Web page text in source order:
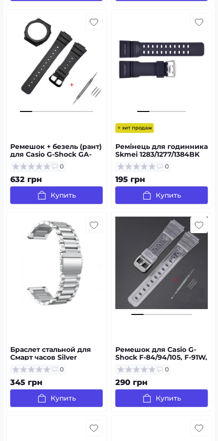
Ремешок + безель (рант)
для Casio G-Shock GA-
2100 Black BK 0
632 грн
Купить
⭐ хит продаж
Ремінець для годинника
Skmei 1283/1277/1384BK
Black
0
195 грн
Купить
Браслет стальной для
Смарт часов Silver
0
345 грн
Купить
Ремешок для Casio G-
Shock F-84/94/105, F-91W,
AE1300 Jelly Transparent
Silver
0
290 грн
Купить